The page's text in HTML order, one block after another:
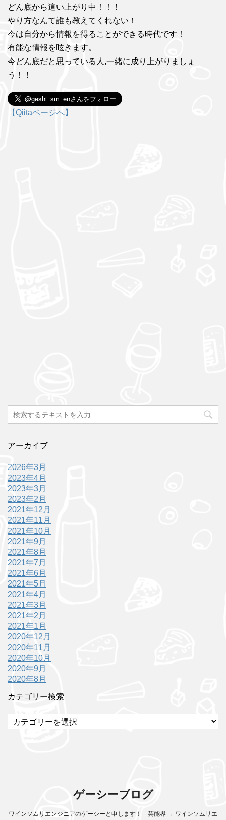
どん底から這い上がり中！！！
やり方なんて誰も教えてくれない！
今は自分から情報を得ることができる時代です！
有能な情報を呟きます。
今どん底だと思っている人,一緒に成り上がりましょ
う！！
【Qiitaページへ】
アーカイブ
2026年3月
2023年4月
2023年3月
2023年2月
2021年12月
2021年11月
2021年10月
2021年9月
2021年8月
2021年7月
2021年6月
2021年5月
2021年4月
2021年3月
2021年2月
2021年1月
2020年12月
2020年11月
2020年10月
2020年9月
2020年8月
カテゴリー検索
テ
ゲーシーブログ
ワインソムリエンジニアのゲーシーと申します！ 芸能界 → ワインソムリエ